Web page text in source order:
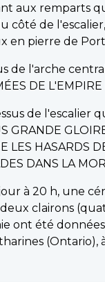
aux remparts
côté de
en pierre de
de l'arche
DE
de l'escalier
GRANDE
LES HASARDS
DANS LA
à 20 h, une
clairons
ont été
(Ontario),